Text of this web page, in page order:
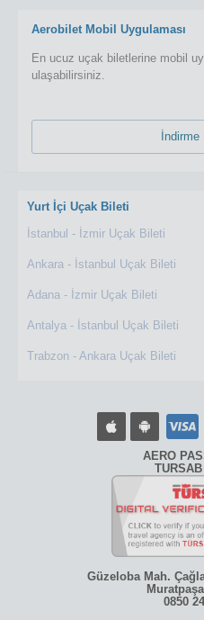
Aerobilet Mobil Uygulaması
En ucuz uçak biletlerine mobil
ulaşabilirsiniz.
Yurt İçi Uçak Bileti
İstanbul - İzmir Uçak Bileti
Ankara - İstanbul Uçak Bileti
Adana - İzmir Uçak Bileti
Antalya - İstanbul Uçak Bileti
Trabzon - Ankara Uçak Bileti
AERO
Güzeloba Mah.
0850